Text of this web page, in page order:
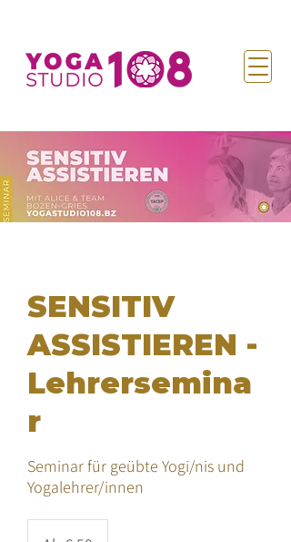
SENSITIV
ASSISTIEREN -
Lehrersemina
r
Seminar für geübte Yogi/nis und
Yogalehrer/innen